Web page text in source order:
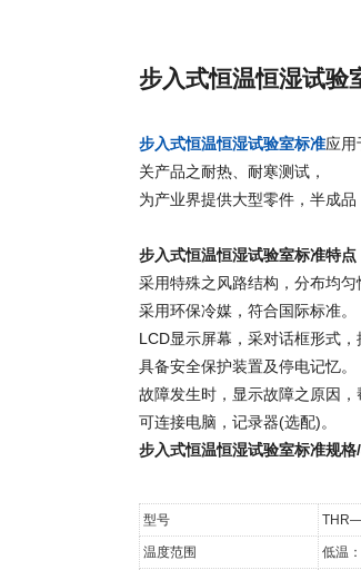
步入式恒温恒湿试验
步入式恒温恒湿试验室标准应用
关产品之耐热、耐寒测试，
为产业界提供大型零件，半成
步入式恒温恒湿试验室标准特点
采用特殊之风路结构，分布均匀
采用环保冷媒，符合国际标准。
LCD显示屏幕，采对话框形式，
具备安全保护装置及停电记忆。
故障发生时，显示故障之原因，
可连接电脑，记录器(选配)。
步入式恒温恒湿试验室标准规格
型号 THR—
温度范围 低温